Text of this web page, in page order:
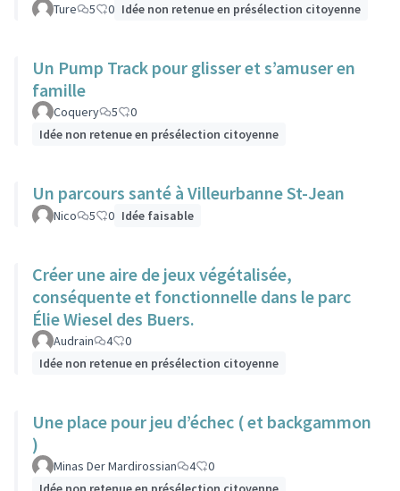
Ture 5 0 Idée non retenue en présélection citoyenne
Un Pump Track pour glisser et s’amuser en
famille
Coquery 5
0
Idée non retenue en présélection citoyenne
Un parcours santé à Villeurbanne St-Jean
Nico 5 0 Idée faisable
Créer une aire de jeux végétalisée,
conséquente et fonctionnelle dans le parc
Élie Wiesel des Buers.
Audrain 4
0
Idée non retenue en présélection citoyenne
Une place pour jeu d’échec ( et backgammon
)
Minas Der Mardirossian 4
0